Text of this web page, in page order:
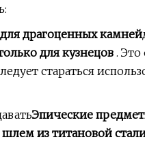
драгоценных камней
для кузнецов.
стараться
Эпические
из титановой